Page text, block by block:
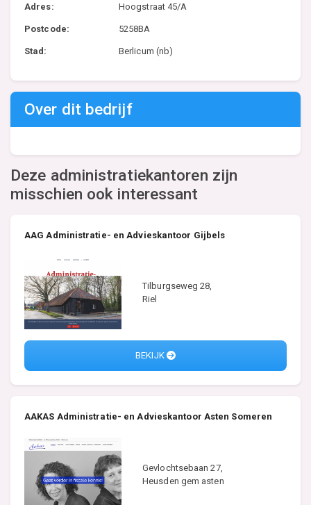
Adres: Hoogstraat 45/A
Postcode: 5258BA
Stad: Berlicum (nb)
Over dit bedrijf
Deze administratiekantoren zijn
misschien ook interessant
AAG Administratie- en Advieskantoor Gijbels
Tilburgseweg 28,
Riel
BEKIJK
AAKAS Administratie- en Advieskantoor Asten Someren
Gevlochtsebaan 27,
Heusden gem asten